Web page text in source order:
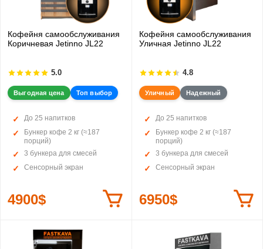
Кофейня самообслуживания
Коричневая Jetinno JL22
5.0
Выгодная цена Топ выбор
До 25 напитков
Бункер кофе 2 кг (≈187
порций)
3 бункера для смесей
Сенсорный экран
4900$
Кофейня самообслуживания
Уличная Jetinno JL22
4.8
Уличный Надежный
До 25 напитков
Бункер кофе 2 кг (≈187
порций)
3 бункера для смесей
Сенсорный экран
6950$